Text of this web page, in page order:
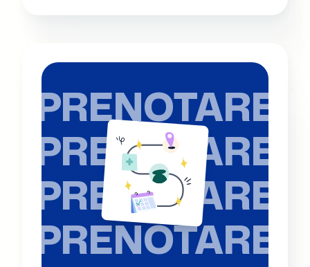
PRENOTARE
PRENOTARE
PRENOTARE
PRENOTARE